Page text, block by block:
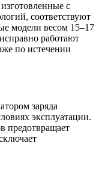
с
соответствуют
модели весом 15–17
работают
по истечении
заряда
эксплуатации.
предотвращает